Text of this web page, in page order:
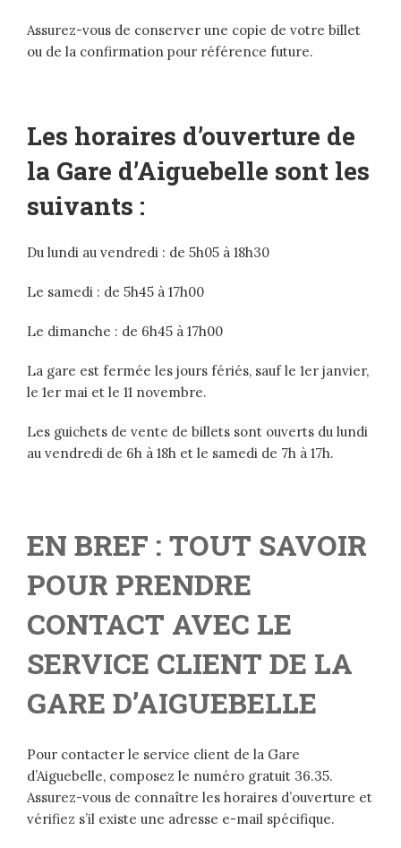
Assurez-vous de conserver une copie de votre billet
ou de la confirmation pour référence future.
Les horaires d’ouverture de
la Gare d’Aiguebelle sont les
suivants :
Du lundi au vendredi : de 5h05 à 18h30
Le samedi : de 5h45 à 17h00
Le dimanche : de 6h45 à 17h00
La gare est fermée les jours fériés, sauf le 1er janvier,
le 1er mai et le 11 novembre.
Les guichets de vente de billets sont ouverts du lundi
au vendredi de 6h à 18h et le samedi de 7h à 17h.
EN BREF : TOUT SAVOIR
POUR PRENDRE
CONTACT AVEC LE
SERVICE CLIENT DE LA
GARE D’AIGUEBELLE
Pour contacter le service client de la Gare
d’Aiguebelle, composez le numéro gratuit 36.35.
Assurez-vous de connaître les horaires d’ouverture et
vérifiez s’il existe une adresse e-mail spécifique.